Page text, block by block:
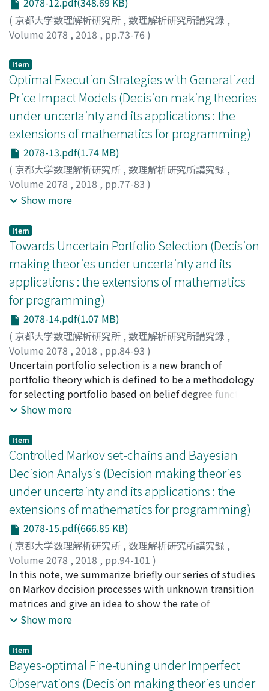
( 京都大学数理解析研究所 , 数理解析研究所講究録 ,
Volume 2078 , 2018 , pp.73-76 )
Item
Optimal Execution Strategies with Generalized
Price Impact Models (Decision making theories
under uncertainty and its applications : the
extensions of mathematics for programming)
2078-13.pdf(1.74 MB)
( 京都大学数理解析研究所 , 数理解析研究所講究録 ,
Volume 2078 , 2018 , pp.77-83 )
Kuno, Seiya;Ohnishi, Masamitsu
オオニシ, マサミツ
Show more
Item
Towards Uncertain Portfolio Selection (Decision
making theories under uncertainty and its
applications : the extensions of mathematics
for programming)
2078-14.pdf(1.07 MB)
( 京都大学数理解析研究所 , 数理解析研究所講究録 ,
Volume 2078 , 2018 , pp.84-93 )
Huang, Xiaoxia
Uncertain portfolio selection is a new branch of
portfolio theory which is defined to be a methodology
for selecting portfolio based on belief degree functions
and uncertainty theory. When selecting portfolio,
the candidate securities' returns. If the distribution
functions are not believed to be close enough to the
frequencies of the securities' future returns, the
distribution functions have to be treated as bclicf
degree functions which reflect humans' cstimations of
the securities' future returns. In this case, uncertain
portfolio selection should be adopted. Since in real life
investors usually choose their portfolios from only
those stocks whose companies' profits or other factors
that affect faith in the companies change favourably and
greatly, the stock returns cannot be reflected
completely by historical return data and havc to bc
given by investors' estimations. It is rarc that humans'
estimations can be fairly close enough to the securities'
selection is a prospective research area and there is
great room for research in this field. Generally speaking,
what have bcen studied in traditional portfolio
Show more
Item
Controlled Markov set-chains and Bayesian
Decision Analysis (Decision making theories
under uncertainty and its applications : the
extensions of mathematics for programming)
2078-15.pdf(666.85 KB)
( 京都大学数理解析研究所 , 数理解析研究所講究録 ,
Volume 2078 , 2018 , pp.94-101 )
Horiguchi, Masayuki;堀口, 正之;ホリグチ, マサユキ
In this note, we summarize briefly our series of studies
on Markov dccision processes with unknown transition
matrices and give an idea to show the rate of
convergence of Bayesian updating of posterior
Show more
Item
Bayes-optimal Fine-tuning under Imperfect
Observations (Decision making theories under